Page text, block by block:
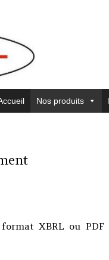
Nos produits
XBRL ou PDF